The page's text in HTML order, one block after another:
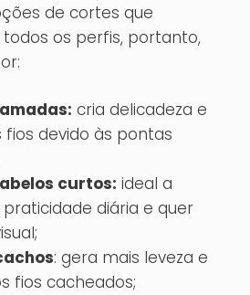
de cortes que
os perfis, portanto,
cria delicadeza e
fios devido às pontas
curtos: ideal a
diária e quer
: gera mais leveza e
fios cacheados;